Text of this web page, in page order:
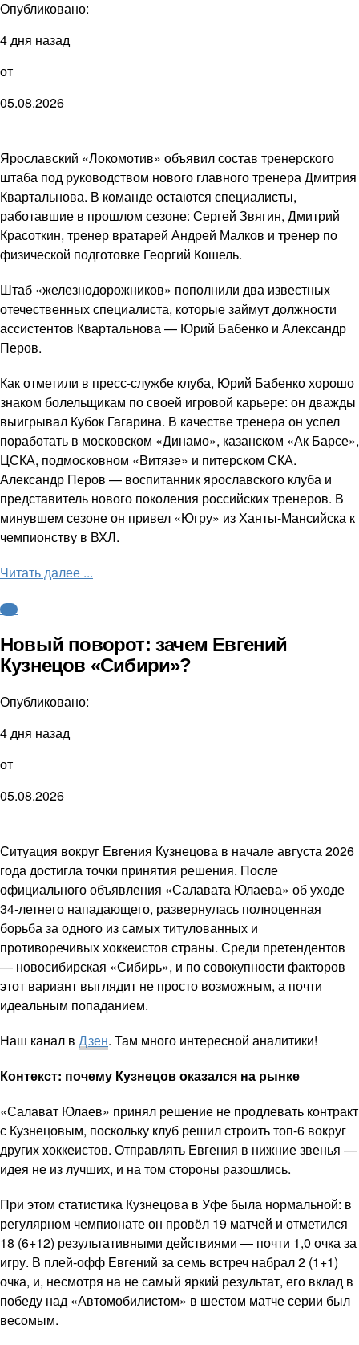
Опубликовано:
4 дня назад
от
05.08.2026
Ярославский «Локомотив» объявил состав тренерского
штаба под руководством нового главного тренера Дмитрия
Квартальнова. В команде остаются специалисты,
работавшие в прошлом сезоне: Сергей Звягин, Дмитрий
Красоткин, тренер вратарей Андрей Малков и тренер по
физической подготовке Георгий Кошель.
Штаб «железнодорожников» пополнили два известных
отечественных специалиста, которые займут должности
ассистентов Квартальнова — Юрий Бабенко и Александр
Перов.
Как отметили в пресс-службе клуба, Юрий Бабенко хорошо
знаком болельщикам по своей игровой карьере: он дважды
выигрывал Кубок Гагарина. В качестве тренера он успел
поработать в московском «Динамо», казанском «Ак Барсе»,
ЦСКА, подмосковном «Витязе» и питерском СКА.
Александр Перов — воспитанник ярославского клуба и
представитель нового поколения российских тренеров. В
минувшем сезоне он привел «Югру» из Ханты-Мансийска к
чемпионству в ВХЛ.
Читать далее ...
КХЛ
Новый поворот: зачем Евгений
Кузнецов «Сибири»?
Опубликовано:
4 дня назад
от
05.08.2026
Ситуация вокруг Евгения Кузнецова в начале августа 2026
года достигла точки принятия решения. После
официального объявления «Салавата Юлаева» об уходе
34-летнего нападающего, развернулась полноценная
борьба за одного из самых титулованных и
противоречивых хоккеистов страны. Среди претендентов
— новосибирская «Сибирь», и по совокупности факторов
этот вариант выглядит не просто возможным, а почти
идеальным попаданием.
Наш канал в Дзен. Там много интересной аналитики!
Контекст: почему Кузнецов оказался на рынке
«Салават Юлаев» принял решение не продлевать контракт
с Кузнецовым, поскольку клуб решил строить топ-6 вокруг
других хоккеистов. Отправлять Евгения в нижние звенья —
идея не из лучших, и на том стороны разошлись.
При этом статистика Кузнецова в Уфе была нормальной: в
регулярном чемпионате он провёл 19 матчей и отметился
18 (6+12) результативными действиями — почти 1,0 очка за
игру. В плей-офф Евгений за семь встреч набрал 2 (1+1)
очка, и, несмотря на не самый яркий результат, его вклад в
победу над «Автомобилистом» в шестом матче серии был
весомым.